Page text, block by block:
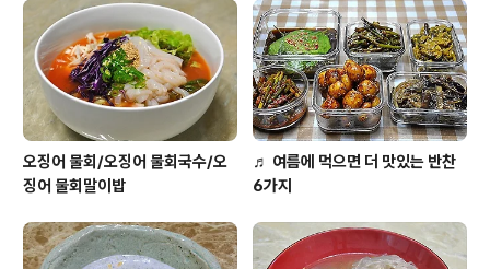
오징어 물회/오징어 물회국수/오
징어 물회말이밥
♬ 여름에 먹으면 더 맛있는 반찬
6가지